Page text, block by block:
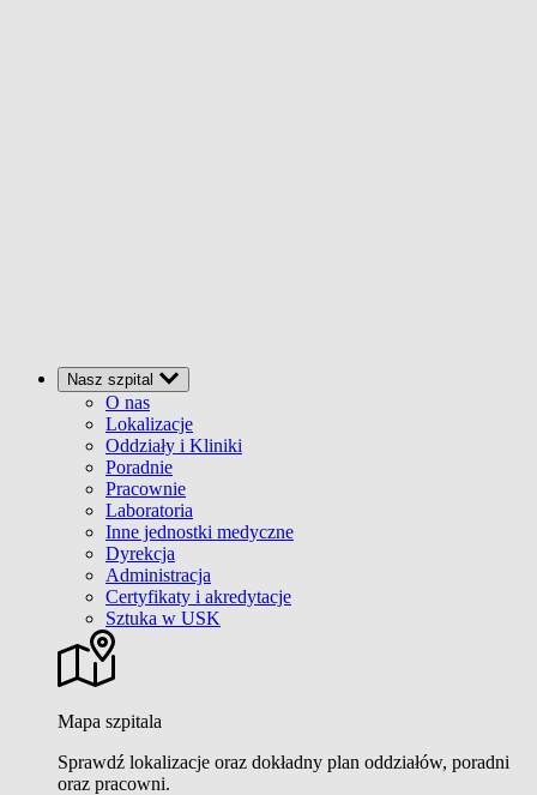
Nasz szpital
O nas
Lokalizacje
Oddziały i Kliniki
Poradnie
Pracownie
Laboratoria
Inne jednostki medyczne
Dyrekcja
Administracja
Certyfikaty i akredytacje
Sztuka w USK
Mapa szpitala
Sprawdź lokalizacje oraz dokładny plan oddziałów, poradni
oraz pracowni.